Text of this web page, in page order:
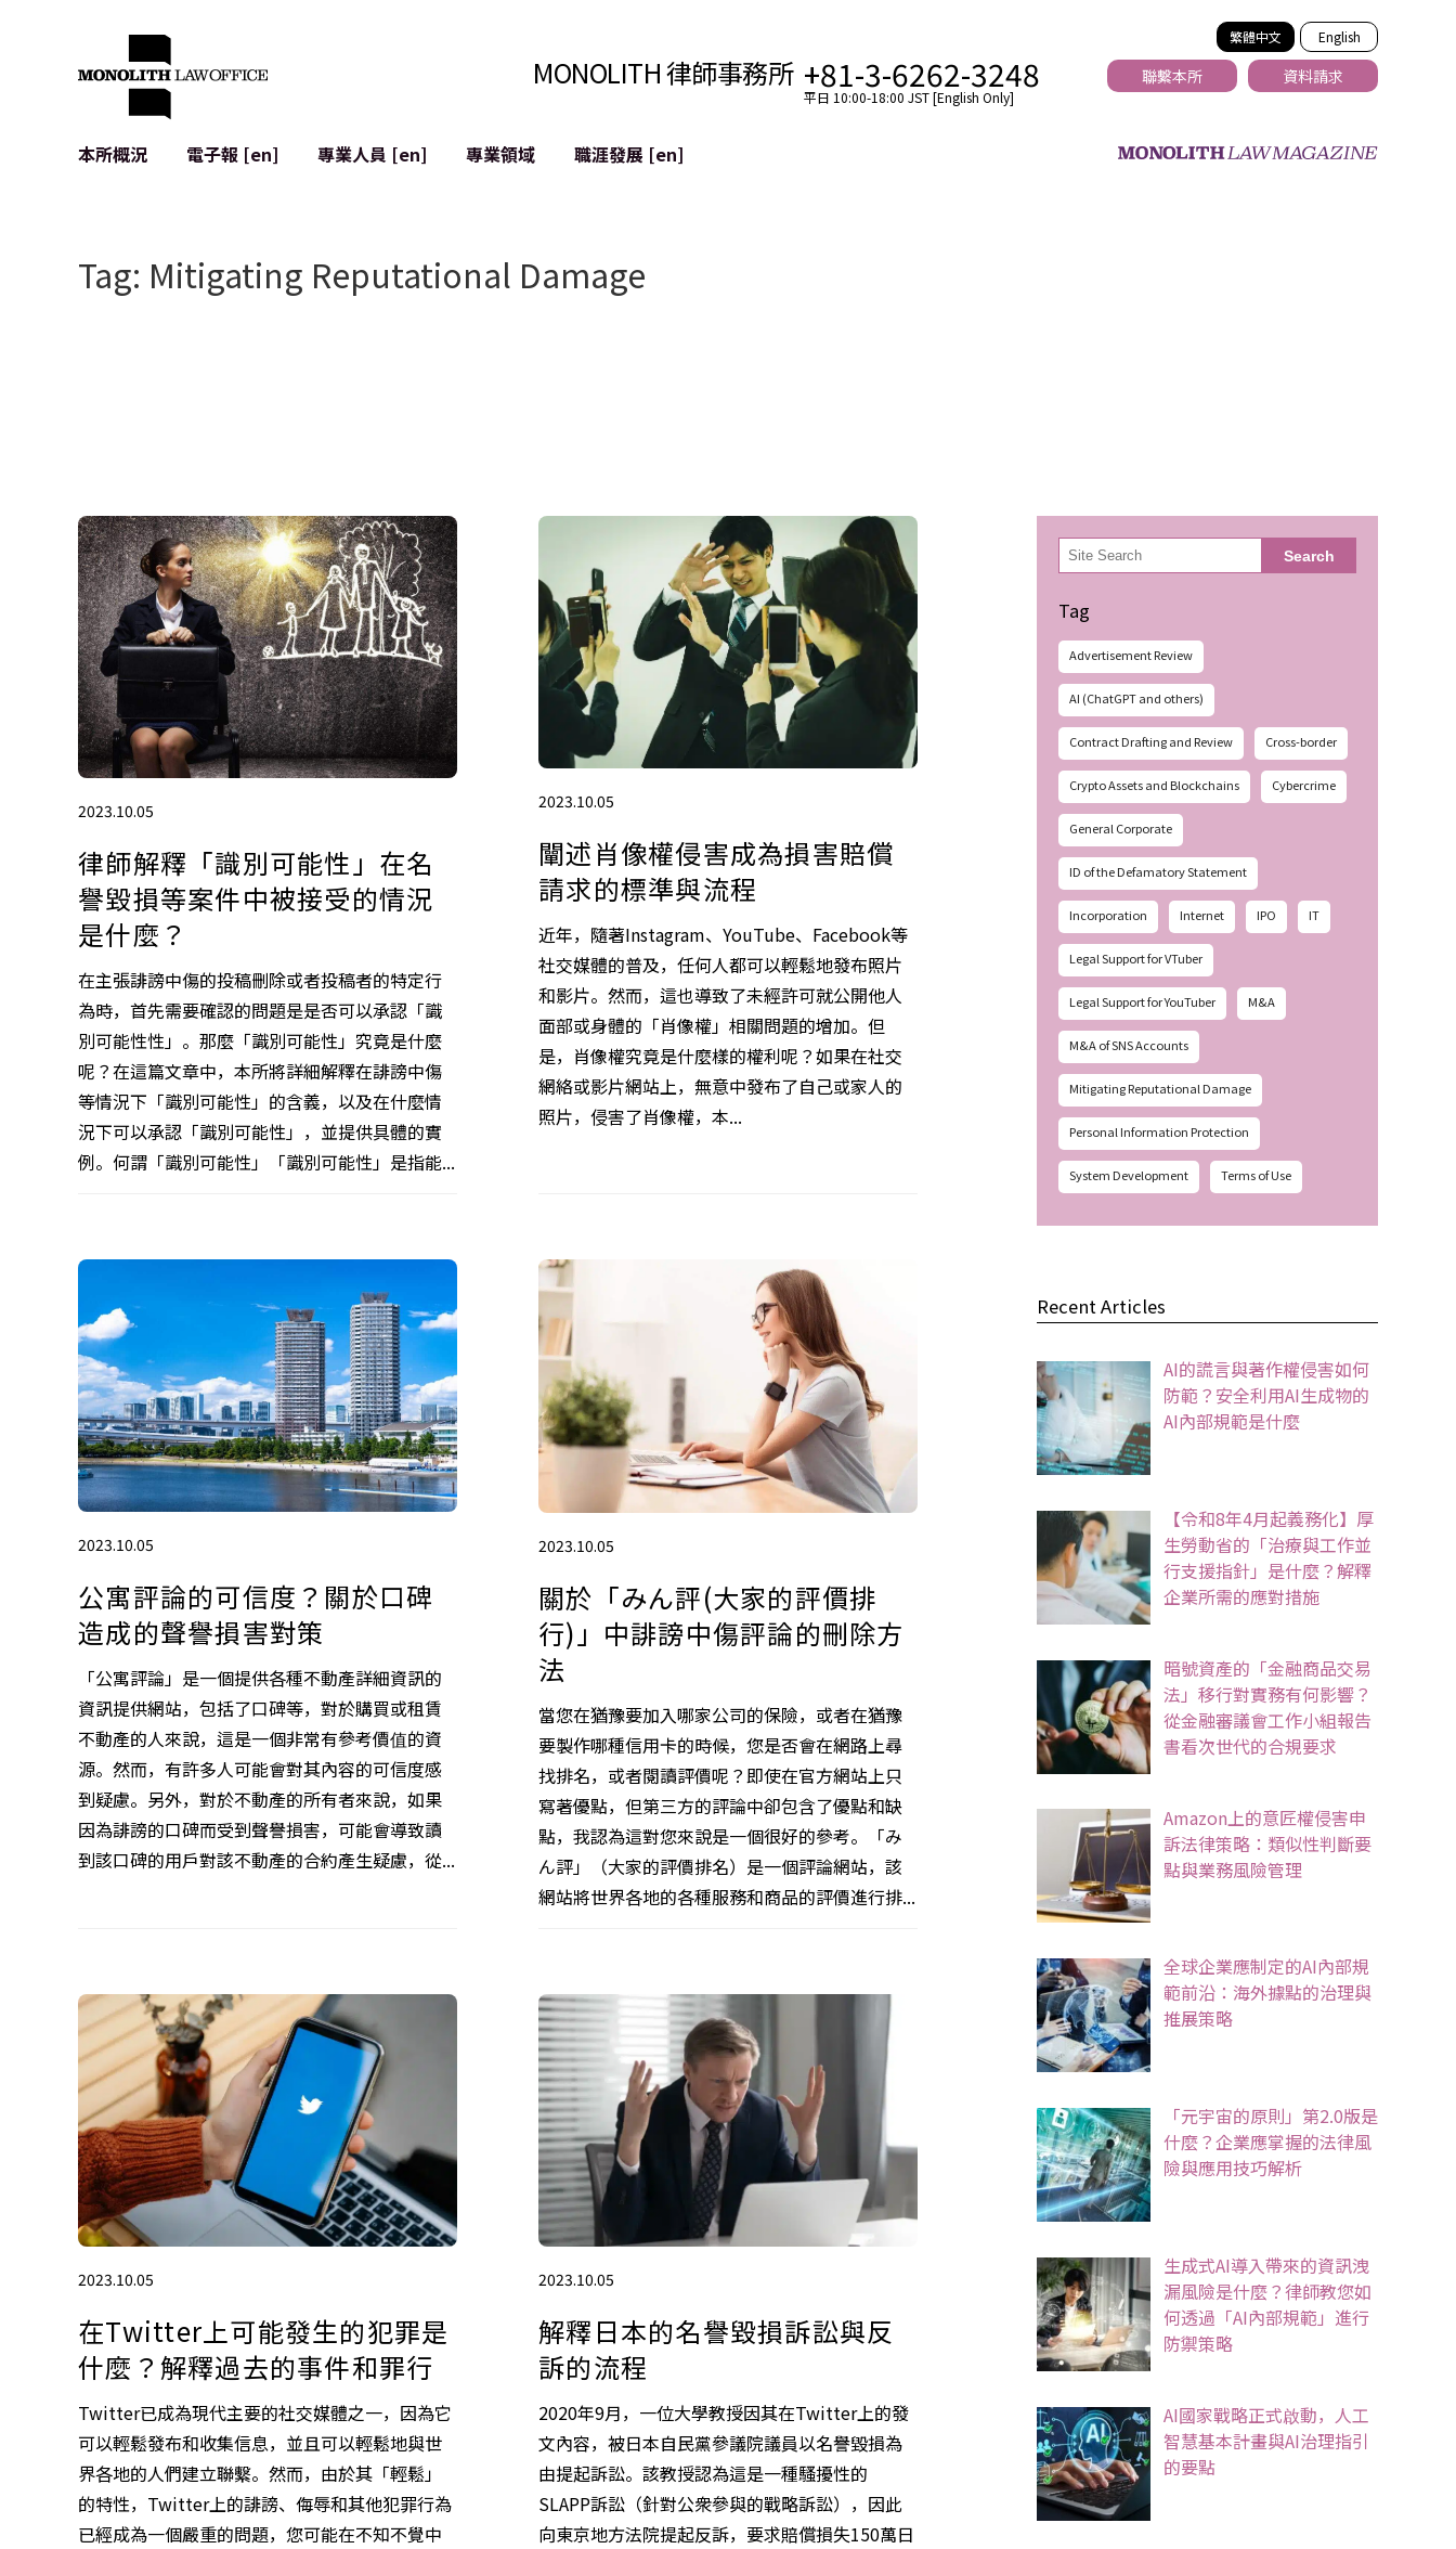
繁體中文 English
MONOLITH 律師事務所 +81-3-6262-3248
平日 10:00-18:00 JST [English Only]
聯繫本所 資料請求
本所概況
全球合作夥伴聯盟 [en]
本所位置
電子報 [en] 專業人員 [en]
專業領域
併購 (M&A)
日本的IPO
使用條款
加密資產與區塊鏈
職涯發展 [en]
Tag: Mitigating Reputational Damage
2023.10.05
律師解釋「識別可能性」在名
譽毀損等案件中被接受的情況
是什麼？
在主張誹謗中傷的投稿刪除或者投稿者的特定行
為時，首先需要確認的問題是是否可以承認「識
別可能性性」。那麼「識別可能性」究竟是什麼
呢？在這篇文章中，本所將詳細解釋在誹謗中傷
等情況下「識別可能性」的含義，以及在什麼情
況下可以承認「識別可能性」，並提供具體的實
例。何謂「識別可能性」「識別可能性」是指能...
2023.10.05
闡述肖像權侵害成為損害賠償
請求的標準與流程
近年，隨著Instagram、YouTube、Facebook等
社交媒體的普及，任何人都可以輕鬆地發布照片
和影片。然而，這也導致了未經許可就公開他人
面部或身體的「肖像權」相關問題的增加。但
是，肖像權究竟是什麼樣的權利呢？如果在社交
網絡或影片網站上，無意中發布了自己或家人的
照片，侵害了肖像權，本...
2023.10.05
公寓評論的可信度？關於口碑
造成的聲譽損害對策
「公寓評論」是一個提供各種不動產詳細資訊的
資訊提供網站，包括了口碑等，對於購買或租賃
不動產的人來說，這是一個非常有參考價值的資
源。然而，有許多人可能會對其內容的可信度感
到疑慮。另外，對於不動產的所有者來說，如果
因為誹謗的口碑而受到聲譽損害，可能會導致讀
到該口碑的用戶對該不動產的合約產生疑慮，從...
2023.10.05
關於「みん評(大家的評價排
行)」中誹謗中傷評論的刪除方
法
當您在猶豫要加入哪家公司的保險，或者在猶豫
要製作哪種信用卡的時候，您是否會在網路上尋
找排名，或者閱讀評價呢？即使在官方網站上只
寫著優點，但第三方的評論中卻包含了優點和缺
點，我認為這對您來說是一個很好的參考。「み
ん評」（大家的評價排名）是一個評論網站，該
網站將世界各地的各種服務和商品的評價進行排...
2023.10.05
在Twitter上可能發生的犯罪是
什麼？解釋過去的事件和罪行
Twitter已成為現代主要的社交媒體之一，因為它
可以輕鬆發布和收集信息，並且可以輕鬆地與世
界各地的人們建立聯繫。然而，由於其「輕鬆」
的特性，Twitter上的誹謗、侮辱和其他犯罪行為
已經成為一個嚴重的問題，您可能在不知不覺中
2023.10.05
解釋日本的名譽毀損訴訟與反
訴的流程
2020年9月，一位大學教授因其在Twitter上的發
文內容，被日本自民黨參議院議員以名譽毀損為
由提起訴訟。該教授認為這是一種騷擾性的
SLAPP訴訟（針對公衆參與的戰略訴訟），因此
向東京地方法院提起反訴，要求賠償損失150萬日
検
索 Search
Tag
Advertisement Review
AI (ChatGPT and others)
Contract Drafting and Review Cross-border
Crypto Assets and Blockchains Cybercrime
General Corporate
ID of the Defamatory Statement
Incorporation Internet IPO IT
Legal Support for VTuber
Legal Support for YouTuber M&A
M&A of SNS Accounts
Mitigating Reputational Damage
Personal Information Protection
System Development Terms of Use
Recent Articles
AI的謊言與著作權侵害如何
防範？安全利用AI生成物的
AI內部規範是什麼
【令和8年4月起義務化】厚
生勞動省的「治療與工作並
行支援指針」是什麼？解釋
企業所需的應對措施
暗號資產的「金融商品交易
法」移行對實務有何影響？
從金融審議會工作小組報告
書看次世代的合規要求
Amazon上的意匠權侵害申
訴法律策略：類似性判斷要
點與業務風險管理
全球企業應制定的AI內部規
範前沿：海外據點的治理與
推展策略
「元宇宙的原則」第2.0版是
什麼？企業應掌握的法律風
險與應用技巧解析
生成式AI導入帶來的資訊洩
漏風險是什麼？律師教您如
何透過「AI內部規範」進行
防禦策略
AI國家戰略正式啟動，人工
智慧基本計畫與AI治理指引
的要點